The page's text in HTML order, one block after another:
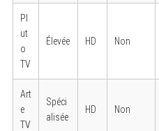
Pl
ut
o
TV
Élevée HD Non
Art
e
TV
Spéci
alisée
HD Non